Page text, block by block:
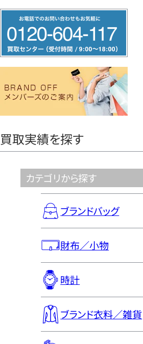
リ
ー
ヤ
買取実績を探す
カテゴリから探す
ブランドバッグ
財布／小物
時計
ブランド衣料／雑貨